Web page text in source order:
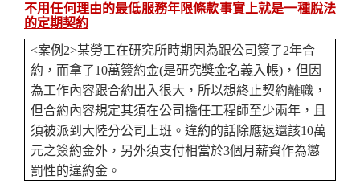
不用任何理由的最低服務年限條款事實上就是一種脫法
的定期契約
<案例 2>某勞工在研究所時期因為跟公司簽了2年合
約，而拿了10萬簽約金(是研究獎金名義入帳) ，但因
為工作內容跟合約出入很大，所以想終止契約離職 ，
但合約內容規定其須在公司擔任工程師至少兩年，且
須被派到大陸分公司上班。違約的話除應返還該10萬
元之簽約金外，另外須支付相當於3個月薪資作為懲
罰性的違約金。